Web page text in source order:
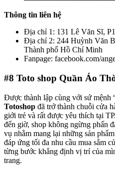
Thông tin liên hệ
Địa chỉ 1: 131 Lê Văn Sĩ,
Địa chỉ 2: 244 Huỳnh Văn
Thành phố Hồ Chí Minh
Fanpage: facebook.com/
#8 Toto shop Quần Áo
Được thành lập cùng với sứ mệnh
Totoshop đã trở thành chuỗi cửa
giới trẻ và rất được yêu thích tại
đến giờ, shop không ngừng phấn
vụ nhằm mang lại những sản
đáp ứng tối đa nhu cầu mua sắm
từng bước khẳng định vị trí của
trang.